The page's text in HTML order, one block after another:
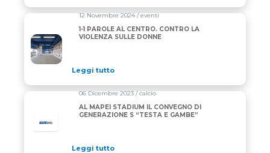
12 Novembre 2024 / eventi
1-1 PAROLE AL CENTRO. CONTRO LA
VIOLENZA SULLE DONNE
Leggi tutto
06 Dicembre 2023 / calcio
AL MAPEI STADIUM IL CONVEGNO DI
GENERAZIONE S “TESTA E GAMBE”
Leggi tutto